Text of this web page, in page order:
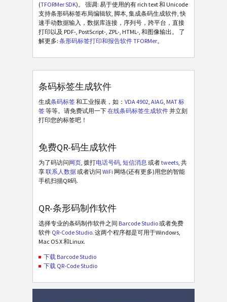
(TFORMer SDK)。 强调: 易于使用的有 rich text 和 Unicode
支持条形码标签布局编辑软, 脚本, 集成条码生成软件, 快
速手动数据输入，数据库连接，序列号，跨平台，直接
打印以及 PDF-, PostScript-, ZPL-, HTML-, 和图像输出。 了
解更多: 条形码标签打印和报告软件 TFORMer。
条码标签生成软件
生成条码标签和工业报表，如： VDA 4902, AIAG, MAT 标
签等等。请免费试用一下在线条码标签生成软件并立刻
打印您的标签吧！
免费QR-码生成软件
为了码访问网页, 拨打电话号码, 短信消息 或者tweets, 共
享联系人数据或者访问 WiFi 网络(还有更多)用您的智能
手机扫描QR码.
QR-条形码制作软件
选择专业的条码制作软件之间 Barcode Studio或者免费
软件 QR-Code Studio. 这两个程序都是可用于Windows,
Mac OS X 和Linux.
下载 Barcode Studio
下载 QR-Code Studio